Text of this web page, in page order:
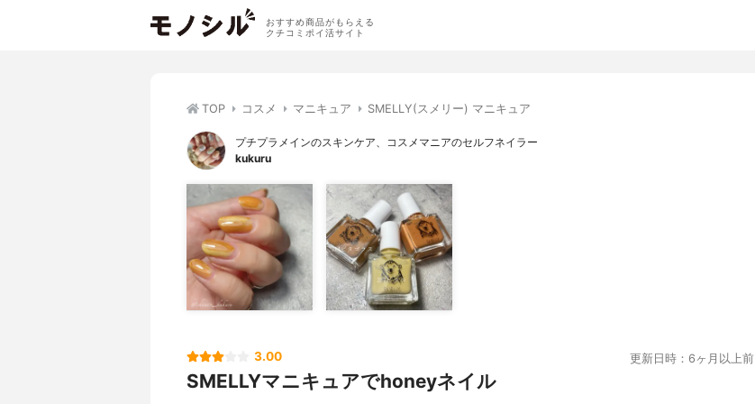
おすすめ商品がもらえる
クチコミポイ活サイト
TOP コスメ マニキュア SMELLY(スメリー) マニキュア
プチプラメインのスキンケア、コスメマニアのセルフネイラー
kukuru
3.00 更新日時：6ヶ月以上前
SMELLYマニキュアでhoneyネイル